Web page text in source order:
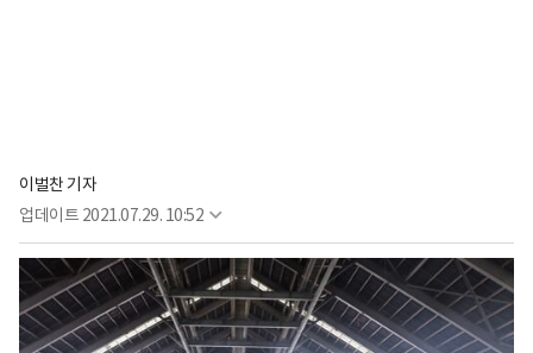
이벌찬 기자
업데이트 2021.07.29. 10:52